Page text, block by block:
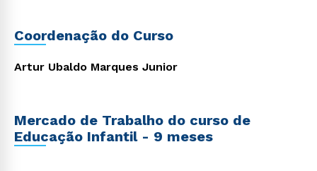
Coordenação do Curso
Artur Ubaldo Marques Junior
Mercado de Trabalho do curso de
Educação Infantil - 9 meses